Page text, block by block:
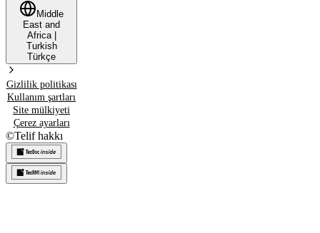
Middle
East and
Africa|
Turkish
Türkçe
Gizlilik politikası
Kullanım şartları
Site mülkiyeti
Çerez ayarları
©Telif hakkı